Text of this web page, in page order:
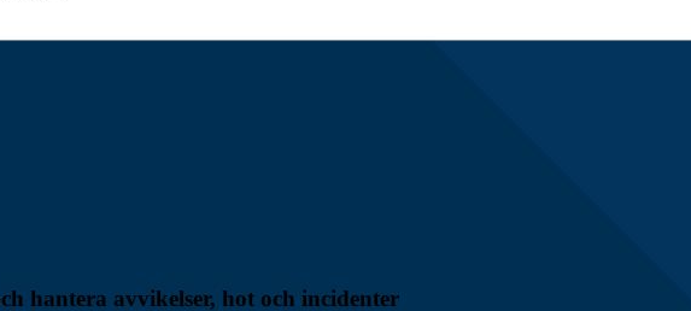
hantera avvikelser, hot och incidenter